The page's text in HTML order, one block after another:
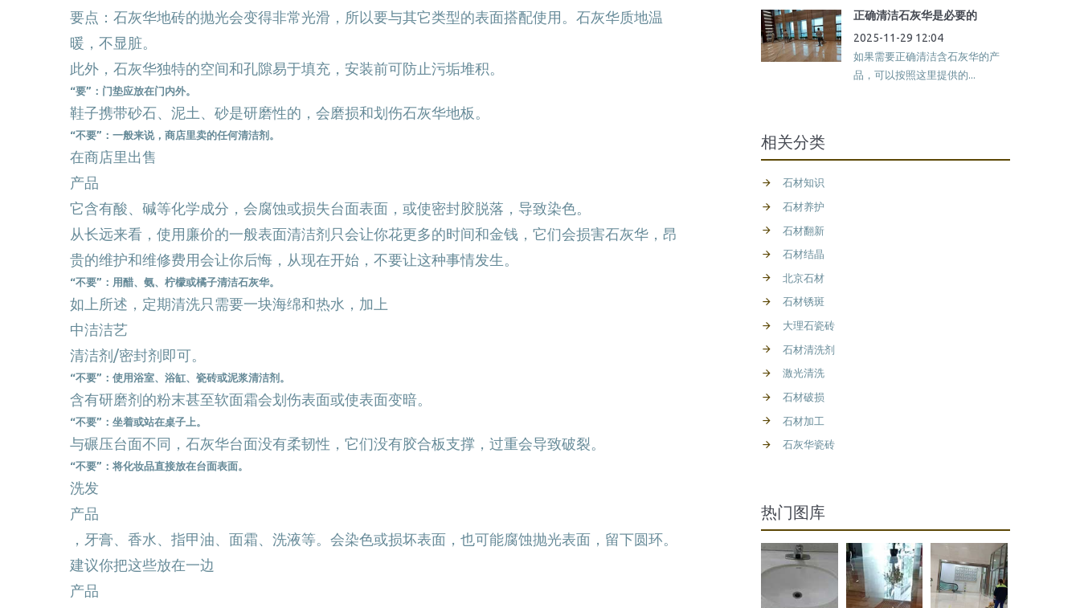
要点：石灰华地砖的抛光会变得非常光滑，所以要与其它类型的表面搭配使用。石灰华质地温
暖，不显脏。
此外，石灰华独特的空间和孔隙易于填充，安装前可防止污垢堆积。
“要”：门垫应放在门内外。
鞋子携带砂石、泥土、砂是研磨性的，会磨损和划伤石灰华地板。
“不要”：一般来说，商店里卖的任何清洁剂。
在商店里出售
产品
它含有酸、碱等化学成分，会腐蚀或损失台面表面，或使密封胶脱落，导致染色。
从长远来看，使用廉价的一般表面清洁剂只会让你花更多的时间和金钱，它们会损害石灰华，昂
贵的维护和维修费用会让你后悔，从现在开始，不要让这种事情发生。
“不要”：用醋、氨、柠檬或橘子清洁石灰华。
如上所述，定期清洗只需要一块海绵和热水，加上
中洁洁艺
清洁剂/密封剂即可。
“不要”：使用浴室、浴缸、瓷砖或泥浆清洁剂。
含有研磨剂的粉末甚至软面霜会划伤表面或使表面变暗。
“不要”：坐着或站在桌子上。
与碾压台面不同，石灰华台面没有柔韧性，它们没有胶合板支撑，过重会导致破裂。
“不要”：将化妆品直接放在台面表面。
洗发
产品
，牙膏、香水、指甲油、面霜、洗液等。会染色或损坏表面，也可能腐蚀抛光表面，留下圆环。
建议你把这些放在一边
产品
正确清洁石灰华是必要的
2025-11-29 12:04
如果需要正确清洁含石灰华的产
品，可以按照这里提供的...
相关分类
石材知识
石材养护
石材翻新
石材结晶
北京石材
石材锈斑
大理石瓷砖
石材清洗剂
激光清洗
石材破损
石材加工
石灰华瓷砖
热门图库